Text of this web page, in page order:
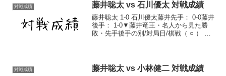
対戦成績 藤井聡太 vs 石川優太 対戦成績
藤井聡太 1-0 石川優太藤井先手： 0-0藤井
後手： 1-0▼藤井竜王・名人から見た勝
敗・先手後手の別/対局日/棋戦（ ○ ） 後
対戦成績 藤井聡太 vs 小林健二 対戦成績